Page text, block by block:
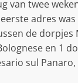
van twee
adres
de dorpjes
en 1
sul